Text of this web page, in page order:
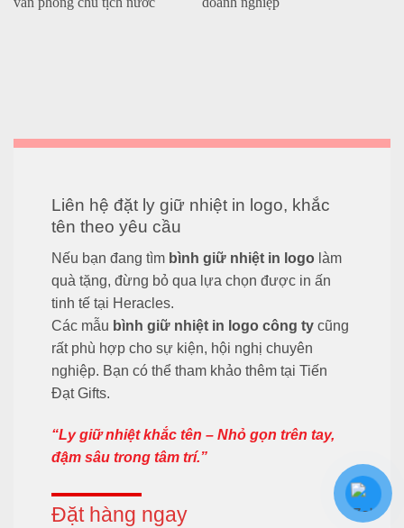
Liên hệ đặt ly giữ nhiệt in logo, khắc
tên theo yêu cầu
Nếu bạn đang tìm bình giữ nhiệt in logo làm
quà tặng, đừng bỏ qua lựa chọn được in ấn
tinh tế tại Heracles.
Các mẫu bình giữ nhiệt in logo công tycũng
rất phù hợp cho sự kiện, hội nghị chuyên
nghiệp. Bạn có thể tham khảo thêm tại Tiến
Đạt Gifts.
“Ly giữ nhiệt khắc tên – Nhỏ gọn trên tay,
đậm sâu trong tâm trí.”
Đặt hàng ngay